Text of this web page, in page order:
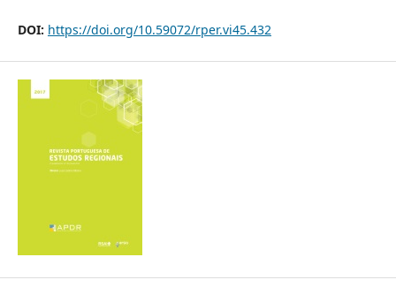
DOI: https://doi.org/10.59072/rper.vi45.432